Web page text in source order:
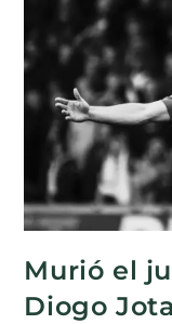
Murió el
Diogo